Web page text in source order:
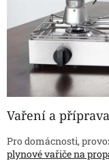
Vaření a
Pro domácnosti,
plynové vařiče na